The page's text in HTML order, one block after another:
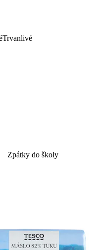
Trvanlivé
Zpátky do školy